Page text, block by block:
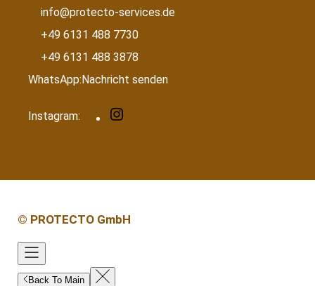
info@protecto-services.de
+49 6131 488 7730
+49 6131 488 3878
WhatsApp:Nachricht senden
Instagram:
a
© PROTECTO GmbH
Back To Main